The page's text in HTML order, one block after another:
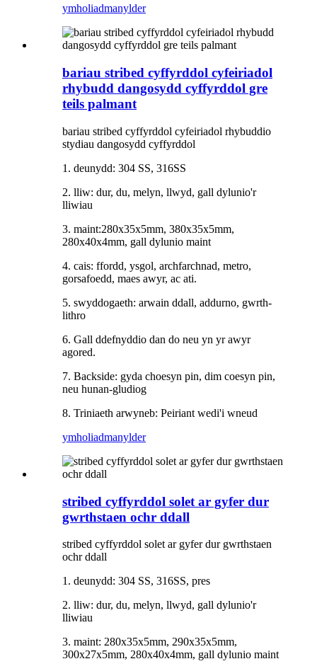
ymholiadmanylder
bariau stribed cyffyrddol cyfeiriadol
rhybudd dangosydd cyffyrddol gre
teils palmant
bariau stribed cyffyrddol cyfeiriadol rhybuddio
stydiau dangosydd cyffyrddol
1. deunydd: 304 SS, 316SS
2. lliw: dur, du, melyn, llwyd, gall dylunio'r
lliwiau
3. maint:280x35x5mm, 380x35x5mm,
280x40x4mm, gall dylunio maint
4. cais: ffordd, ysgol, archfarchnad, metro,
gorsafoedd, maes awyr, ac ati.
5. swyddogaeth: arwain ddall, addurno, gwrth-
lithro
6. Gall ddefnyddio dan do neu yn yr awyr
agored.
7. Backside: gyda choesyn pin, dim coesyn pin,
neu hunan-gludiog
8. Triniaeth arwyneb: Peiriant wedi'i wneud
ymholiadmanylder
stribed cyffyrddol solet ar gyfer dur
gwrthstaen ochr ddall
stribed cyffyrddol solet ar gyfer dur gwrthstaen
ochr ddall
1. deunydd: 304 SS, 316SS, pres
2. lliw: dur, du, melyn, llwyd, gall dylunio'r
lliwiau
3. maint: 280x35x5mm, 290x35x5mm,
300x27x5mm, 280x40x4mm, gall dylunio maint